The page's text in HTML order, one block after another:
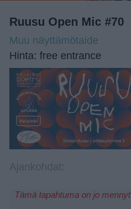
Ruusu Open Mic #70
Muu näyttämötaide
Hinta: free entrance
Tämä tapahtuma on jo mennyt